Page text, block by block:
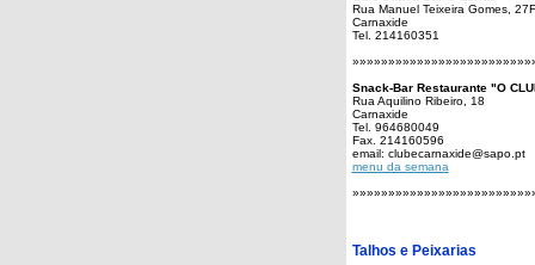
Rua Manuel Teixeira Gomes, 27F
Carnaxide
Tel. 214160351
Snack-Bar Restaurante "O
Rua Aquilino Ribeiro, 18
Carnaxide
Tel. 964680049
Fax. 214160596
email: clubecarnaxide@sapo.pt
menu da semana
Talhos e Peixarias